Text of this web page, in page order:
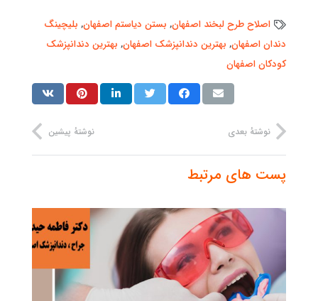
اصلاح طرح لبخند اصفهان, بستن دیاستم اصفهان, بلیچینگ
دندان اصفهان, بهترین دندانپزشک اصفهان, بهترین دندانپزشک
کودکان اصفهان
نوشتهٔ پیشین نوشتهٔ بعدی
پست های مرتبط